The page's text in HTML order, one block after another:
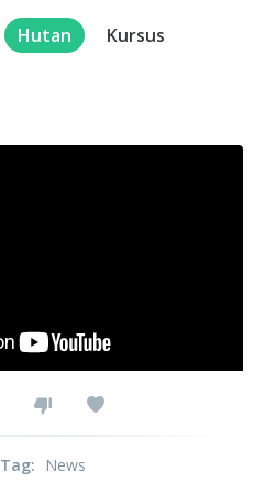
Hutan Kursus
Tag: News